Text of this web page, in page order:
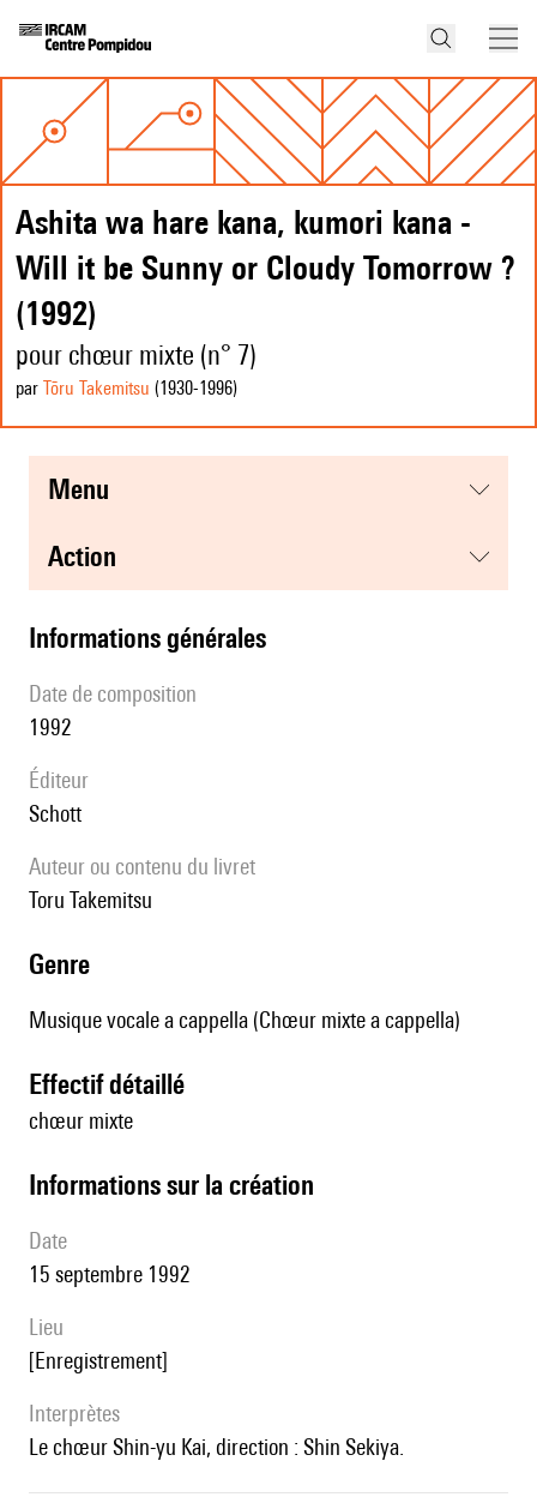
Ashita wa hare kana, kumori kana -
Will it be Sunny or Cloudy Tomorrow ?
(1992)
pour chœur mixte (n° 7)
par Tōru Takemitsu (1930-1996)
menu
action
informations générales
date de composition
1992
éditeur
Schott
Auteur ou contenu du livret
Toru Takemitsu
genre
Musique vocale a cappella (Chœur mixte a cappella)
effectif détaillé
chœur mixte
informations sur la création
date
15 septembre 1992
lieu
[enregistrement]
interprètes
le chœur Shin-yu Kai, direction : Shin Sekiya.